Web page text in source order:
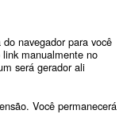
navegador para você
manualmente no
será gerador ali
Você permanecerá